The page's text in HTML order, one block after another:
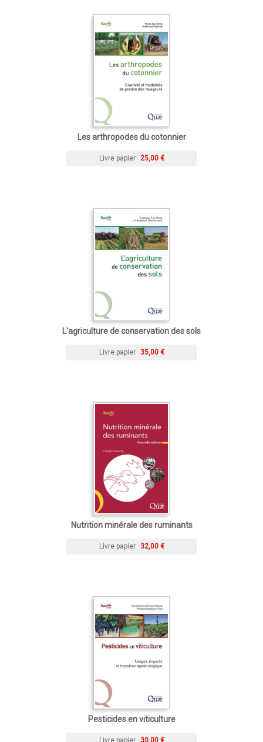
Les arthropodes du cotonnier
Livre papier 25,00 €
L'agriculture de conservation des sols
Livre papier 35,00 €
Nutrition minérale des ruminants
Livre papier 32,00 €
Pesticides en viticulture
Livre papier 30,00 €